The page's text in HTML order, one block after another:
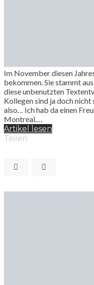
Im November diesen
bekommen. Sie stammt
diese unbenutzten
Kollegen sind ja doch nicht
also… Ich hab da einen
Montreal.…
Artikel lesen
Teilen